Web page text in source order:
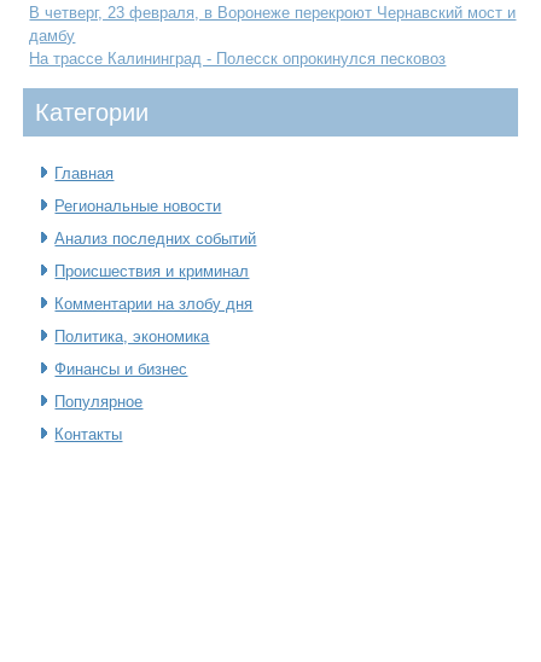
В четверг, 23 февраля, в Воронеже перекроют Чернавский мост и
дамбу
На трассе Калининград - Полесск опрокинулся песковоз
Категοрии
Главная
Региональные новости
Анализ последних событий
Происшествия и криминал
Комментарии на злобу дня
Политика, экономика
Финансы и бизнес
Популярное
Контакты